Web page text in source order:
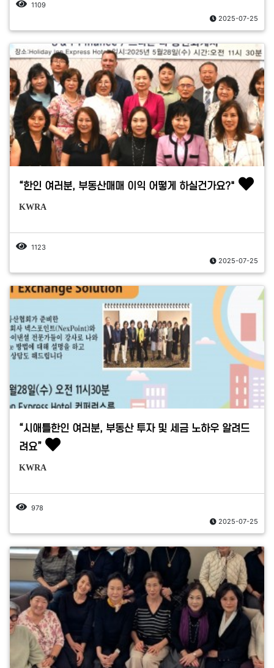
1109
2025-07-25
“한인 여러분, 부동산매매 이익 어떻게 하실건가요?"
KWRA
1123
2025-07-25
“시애틀한인 여러분, 부동산 투자 및 세금 노하우 알려드
려요”
KWRA
978
2025-07-25